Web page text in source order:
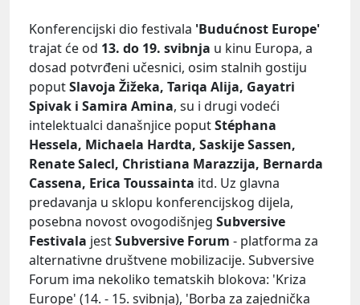
Konferencijski dio festivala 'Budućnost Europe'
trajat će od 13. do 19. svibnja u kinu Europa, a
dosad potvrđeni učesnici, osim stalnih gostiju
poputSlavoja Žižeka, Tariqa Alija, Gayatri
Spivak i Samira Amina, su i drugi vodeći
intelektualci današnjice poputStéphana
Hessela, Michaela Hardta, Saskije Sassen,
Renate Salecl, Christiana Marazzija, Bernarda
Cassena, Erica Toussainta itd. Uz glavna
predavanja u sklopu konferencijskog dijela,
posebna novost ovogodišnjeg Subversive
Festivala jestSubversive Forum - platforma za
alternativne društvene mobilizacije. Subversive
Forum ima nekoliko tematskih blokova: 'Kriza
Europe' (14. - 15. svibnja), 'Borba za zajednička